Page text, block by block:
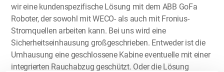
wir eine kundenspezifische Lösung mit dem ABB GoFa
Roboter, der sowohl mit WECO- als auch mit Fronius-
Stromquellen arbeiten kann. Bei uns wird eine
Sicherheitseinhausung großgeschrieben. Entweder ist die
Umhausung eine geschlossene Kabine eventuelle mit einer
integrierten Rauchabzug geschützt. Oder die Lösung